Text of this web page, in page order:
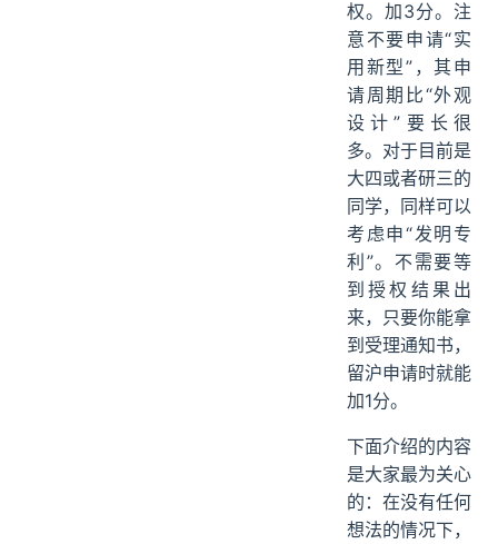
权。加3分。注
意不要申请“实
用新型”，其申
请周期比“外观
设计”要长很
多。对于目前是
大四或者研三的
同学，同样可以
考虑申“发明专
利”。不需要等
到授权结果出
来，只要你能拿
到受理通知书，
留沪申请时就能
加1分。
下面介绍的内容
是大家最为关心
的：在没有任何
想法的情况下，